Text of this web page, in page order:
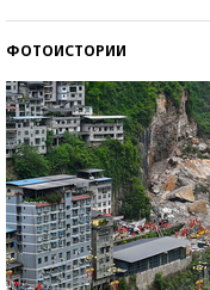
ФОТОИСТОРИИ